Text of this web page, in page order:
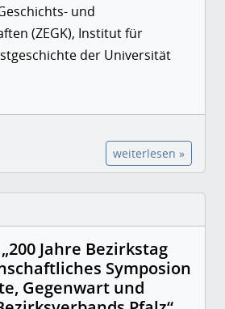
und
(ZEGK), Institut für
der Universität
weiterlesen »
Jahre Bezirkstag
Symposion
Gegenwart und